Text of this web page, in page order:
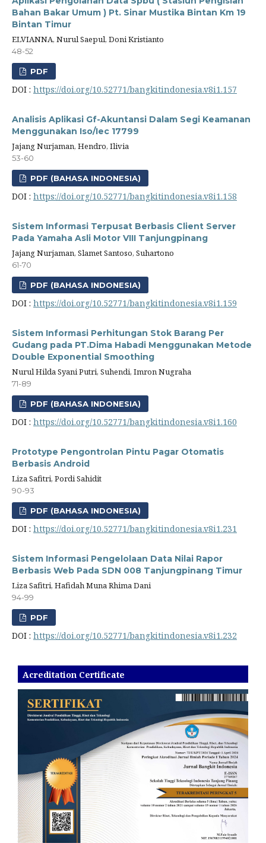
Bahan Bakar Umum ) Pt. Sinar Mustika Bintan Km 19
Bintan Timur
ELVIANNA, Nurul Saepul, Doni Kristianto
48-52
PDF
DOI : https://doi.org/10.52771/bangkitindonesia.v8i1.157
Analisis Aplikasi Gf-Akuntansi Dalam Segi Keamanan
Menggunakan Iso/Iec 17799
Jajang Nurjaman, Hendro, Ilivia
53-60
PDF (BAHASA INDONESIA)
DOI : https://doi.org/10.52771/bangkitindonesia.v8i1.158
Sistem Informasi Terpusat Berbasis Client Server
Pada Yamaha Asli Motor VIII Tanjungpinang
Jajang Nurjaman, Slamet Santoso, Suhartono
61-70
PDF (BAHASA INDONESIA)
DOI : https://doi.org/10.52771/bangkitindonesia.v8i1.159
Sistem Informasi Perhitungan Stok Barang Per
Gudang pada PT.Dima Habadi Menggunakan Metode
Double Exponential Smoothing
Nurul Hilda Syani Putri, Suhendi, Imron Nugraha
71-89
PDF (BAHASA INDONESIA)
DOI : https://doi.org/10.52771/bangkitindonesia.v8i1.160
Prototype Pengontrolan Pintu Pagar Otomatis
Berbasis Android
Liza Safitri, Pordi Sahidit
90-93
PDF (BAHASA INDONESIA)
DOI : https://doi.org/10.52771/bangkitindonesia.v8i1.231
Sistem Informasi Pengelolaan Data Nilai Rapor
Berbasis Web Pada SDN 008 Tanjungpinang Timur
Liza Safitri, Hafidah Muna Rhima Dani
94-99
PDF
DOI : https://doi.org/10.52771/bangkitindonesia.v8i1.232
Acreditation Certificate